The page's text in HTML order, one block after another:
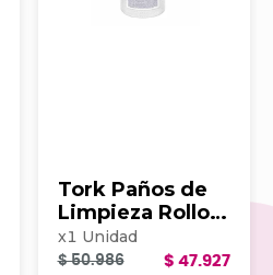
Tork Paños de
Limpieza Rollo x
100 203390
x1 Unidad
$ 47.927
$ 50.986